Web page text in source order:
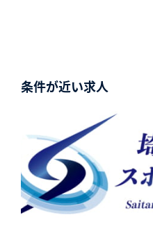
条件が近い求人